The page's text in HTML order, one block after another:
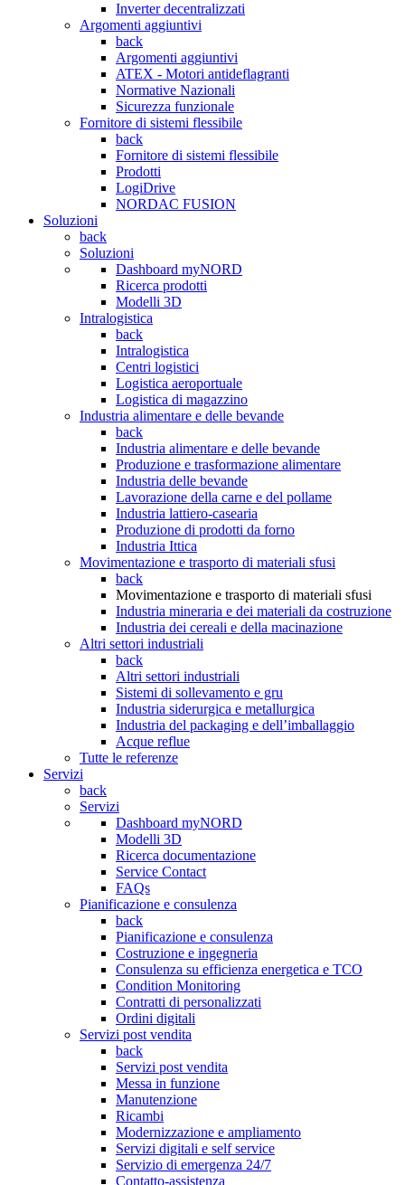
Inverter decentralizzati
Argomenti aggiuntivi
back
Argomenti aggiuntivi
ATEX - Motori antideflagranti
Normative Nazionali
Sicurezza funzionale
Fornitore di sistemi flessibile
back
Fornitore di sistemi flessibile
Prodotti
LogiDrive
NORDAC FUSION
Soluzioni
back
Soluzioni
Dashboard myNORD
Ricerca prodotti
Modelli 3D
Intralogistica
back
Intralogistica
Centri logistici
Logistica aeroportuale
Logistica di magazzino
Industria alimentare e delle bevande
back
Industria alimentare e delle bevande
Produzione e trasformazione alimentare
Industria delle bevande
Lavorazione della carne e del pollame
Industria lattiero-casearia
Produzione di prodotti da forno
Industria Ittica
Movimentazione e trasporto di materiali sfusi
back
Movimentazione e trasporto di materiali sfusi
Industria mineraria e dei materiali da costruzione
Industria dei cereali e della macinazione
Altri settori industriali
back
Altri settori industriali
Sistemi di sollevamento e gru
Industria siderurgica e metallurgica
Industria del packaging e dell’imballaggio
Acque reflue
Tutte le referenze
Servizi
back
Servizi
Dashboard myNORD
Modelli 3D
Ricerca documentazione
Service Contact
FAQs
Pianificazione e consulenza
back
Pianificazione e consulenza
Costruzione e ingegneria
Consulenza su efficienza energetica e TCO
Condition Monitoring
Contratti di personalizzati
Ordini digitali
Servizi post vendita
back
Servizi post vendita
Messa in funzione
Manutenzione
Ricambi
Modernizzazione e ampliamento
Servizi digitali e self service
Servizio di emergenza 24/7
Contatto-assistenza